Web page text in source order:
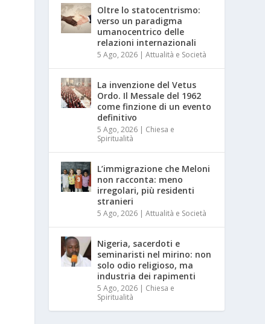
Oltre lo statocentrismo:
verso un paradigma
umanocentrico delle
relazioni internazionali
5 Ago, 2026 |Attualità e Società
La invenzione del Vetus
Ordo. Il Messale del 1962
come finzione di un evento
definitivo
5 Ago, 2026 | Chiesa e
Spiritualità
L’immigrazione che Meloni
non racconta: meno
irregolari, più residenti
stranieri
5 Ago, 2026 |Attualità e Società
Nigeria, sacerdoti e
seminaristi nel mirino: non
solo odio religioso, ma
industria dei rapimenti
5 Ago, 2026 | Chiesa e
Spiritualità